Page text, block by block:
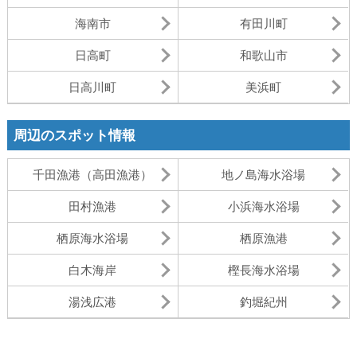
海南市 有田川町
日高町 和歌山市
日高川町 美浜町
周辺のスポット情報
千田漁港（高田漁港） 地ノ島海水浴場
田村漁港 小浜海水浴場
栖原海水浴場 栖原漁港
白木海岸 樫長海水浴場
湯浅広港 釣堀紀州